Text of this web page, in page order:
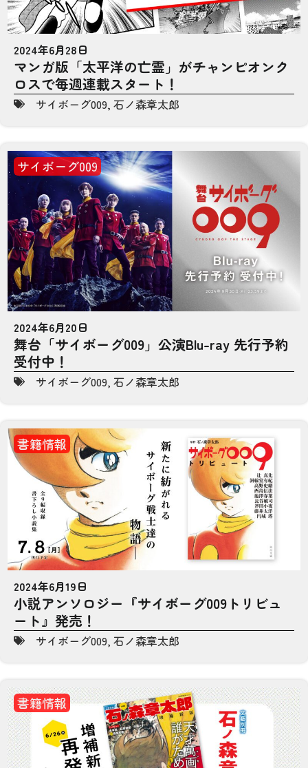
2024年6月28日
マンガ版「太平洋の亡霊」がチャンピオンク
ロスで毎週連載スタート！
サイボーグ009, 石ノ森章太郎
サイボーグ009
2024年6月20日
舞台「サイボーグ009」公演Blu-ray 先行予約
受付中！
サイボーグ009, 石ノ森章太郎
書籍情報
2024年6月19日
小説アンソロジー『サイボーグ009トリビュ
ート』発売！
サイボーグ009, 石ノ森章太郎
書籍情報